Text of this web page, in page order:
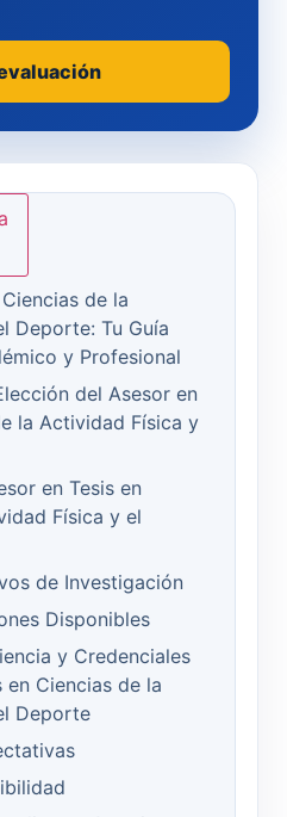
de la
Deporte: Tu Guía
y Profesional
del Asesor en
la Actividad Física y
en Tesis en
Física y el
de Investigación
Disponibles
y Credenciales
en Ciencias de la
Deporte